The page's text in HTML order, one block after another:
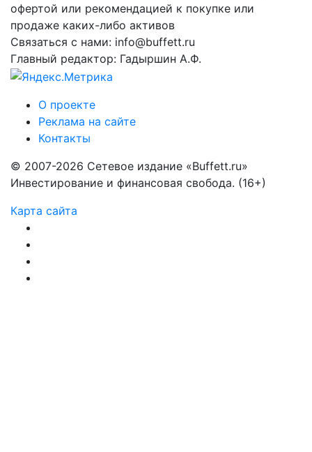
офертой или рекомендацией к покупке или
продаже каких-либо активов
Связаться с нами: info@buffett.ru
Главный редактор: Гадыршин А.Ф.
О проекте
Реклама на сайте
Контакты
© 2007-2026 Сетевое издание «Buffett.ru»
Инвестирование и финансовая свобода. (16+)
Карта сайта